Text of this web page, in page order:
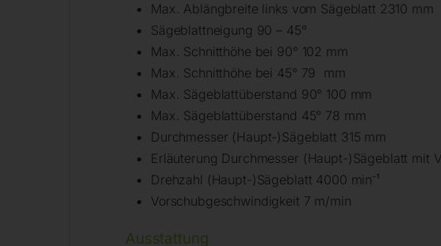
Max. Ablängbreite links vom Sägeblatt 2310 mm
Sägeblattneigung 90 – 45°
Max. Schnitthöhe bei 90° 102 mm
Max. Schnitthöhe bei 45° 79 mm
Max. Sägeblattüberstand 90° 100 mm
Max. Sägeblattüberstand 45° 78 mm
Durchmesser (Haupt-)Sägeblatt 315 mm
Erläuterung Durchmesser (Haupt-)Sägeblatt mit
Drehzahl (Haupt-)Sägeblatt 4000 min⁻¹
Vorschubgeschwindigkeit 7 m/min
Ausstattung